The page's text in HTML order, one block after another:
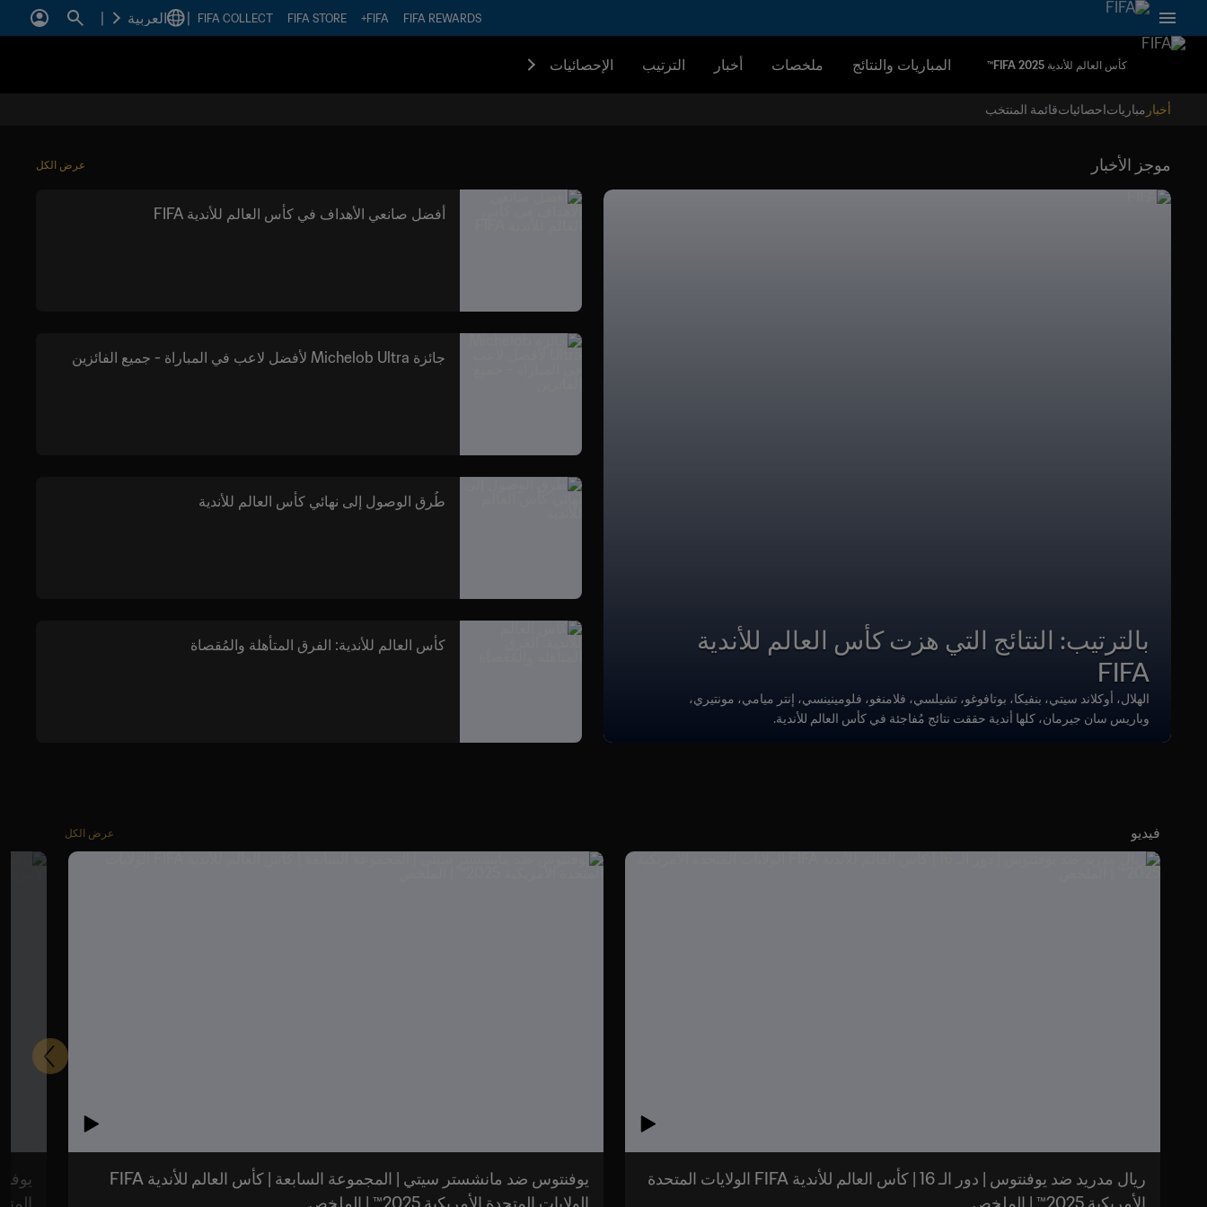
FIFA REWARDS
FIFA+
FIFA STORE
FIFA COLLECT العربية
كأس العالم للأندية FIFA 2025™ المباريات والنتائج ملخصات أخبار الترتيب الإحصائيات
أخبار مبارياتاحصائياتقائمة المنتخب
موجز الأخبار عرض الكل
بالترتيب: النتائج التي هزت كأس العالم للأندية
FIFA
الهلال، أوكلاند سيتي، بنفيكا، بوتافوغو، تشيلسي، فلامنغو، فلومينينسي، إنتر ميامي، مونتيري،
وباريس سان جيرمان، كلها أندية حققت نتائج مُفاجئة في كأس العالم للأندية.
أفضل صانعي الأهداف في كأس العالم للأندية FIFA
جائزة Michelob Ultra لأفضل لاعب في المباراة - جميع الفائزين
طُرق الوصول إلى نهائي كأس العالم للأندية
كأس العالم للأندية: الفرق المتأهلة والمُقصاة
فيديو عرض الكل
ريال مدريد ضد يوفنتوس | دور الـ 16 | كأس العالم للأندية FIFA الولايات المتحدة
يوفنتوس ضد مانشستر سيتي | المجموعة السابعة | كأس العالم للأندية FIFA
التالي